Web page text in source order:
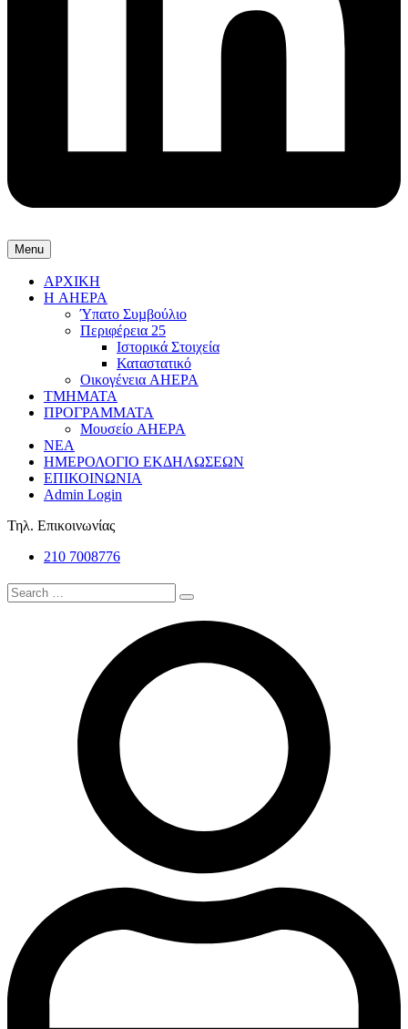
Menu
ΑΡΧΙΚΗ
Η AHEPA
Ύπατο Συµβούλιο
Περιφέρεια 25
Ιστορικά Στοιχεία
Καταστατικό
Οικογένεια AHEPA
ΤΜΗΜΑΤΑ
ΠΡΟΓΡΑΜΜΑΤΑ
Μουσείο AHEPA
ΝΕΑ
ΗΜΕΡΟΛΟΓΙΟ ΕΚΔΗΛΩΣΕΩΝ
ΕΠΙΚΟΙΝΩΝΙΑ
Admin Login
Τηλ. Επικοινωνίας
210 7008776